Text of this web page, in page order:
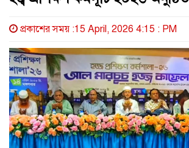
প্রকাশের সময় :15 April, 2026 4:15 : PM